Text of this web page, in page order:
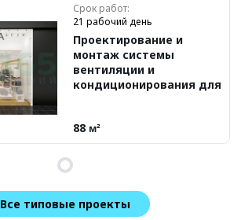
Все типовые проекты
Срок работ:
21 рабочий день
Проектирование и
монтаж системы
вентиляции и
кондиционирования для
88 м²